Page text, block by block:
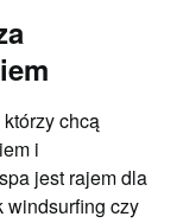
chcą
i
jest rajem dla
windsurfing czy